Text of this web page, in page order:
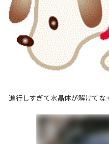
進行しすぎて水晶体が解けてな